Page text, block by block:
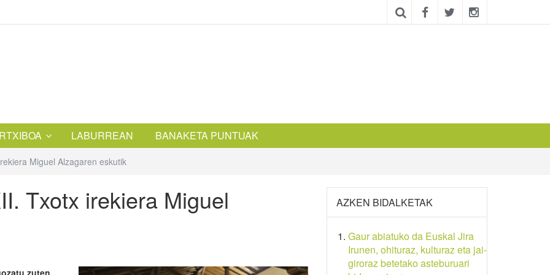
LABURREAN BANAKETA PUNTUAK
Miguel Alzagaren eskutik
Txotx irekiera Miguel
zuten
AZKEN BIDALKETAK
Gaur abiatuko da Euskal Jira
Irunen, ohituraz, kulturaz eta jai-
giroraz betetako asteburuari